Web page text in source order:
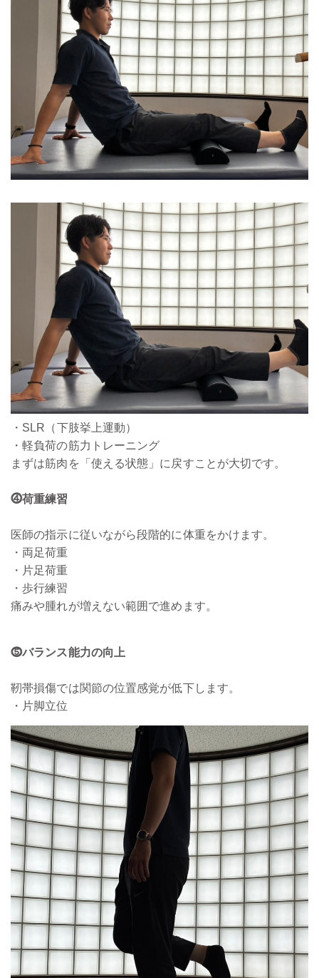
・SLR（下肢挙上運動）
・軽負荷の筋力トレーニング
まずは筋肉を「使える状態」に戻すことが大切です。
⓸荷重練習
医師の指示に従いながら段階的に体重をかけます。
・両足荷重
・片足荷重
・歩行練習
痛みや腫れが増えない範囲で進めます。
⓹バランス能力の向上
靭帯損傷では関節の位置感覚が低下します。
・片脚立位